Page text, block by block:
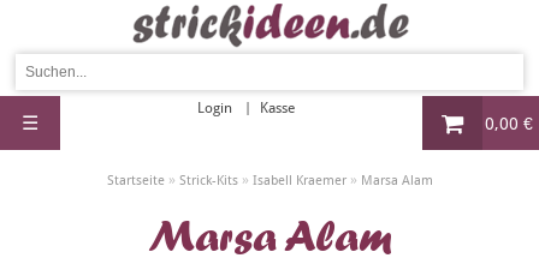
0,00 €
Login Kasse
☰
Startseite» Strick-Kits» Isabell Kraemer» Marsa Alam
Marsa Alam